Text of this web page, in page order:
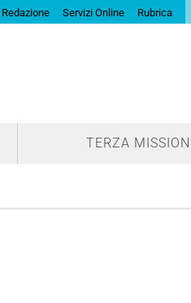
Redazione Servizi Online Rubrica
TERZA